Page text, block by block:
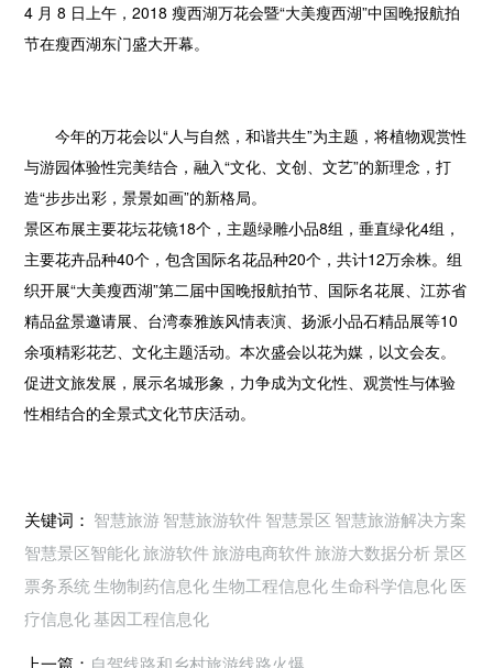
4 月 8 日上午，2018 瘦西湖万花会暨“大美瘦西湖”中国晚报航拍
节在瘦西湖东门盛大开幕。
今年的万花会以“人与自然，和谐共生”为主题，将植物观赏性
与游园体验性完美结合，融入“文化、文创、文艺”的新理念，打
造“步步出彩，景景如画”的新格局。
景区布展主要花坛花镜18个，主题绿雕小品8组，垂直绿化4组，
主要花卉品种40个，包含国际名花品种20个，共计12万余株。组
织开展“大美瘦西湖”第二届中国晚报航拍节、国际名花展、江苏省
精品盆景邀请展、台湾泰雅族风情表演、扬派小品石精品展等10
余项精彩花艺、文化主题活动。本次盛会以花为媒，以文会友。
促进文旅发展，展示名城形象，力争成为文化性、观赏性与体验
性相结合的全景式文化节庆活动。
关键词： 智慧旅游智慧旅游软件智慧景区 智慧旅游解决方案
智慧景区智能化旅游软件旅游电商软件旅游大数据分析景区
票务系统生物制药信息化生物工程信息化生命科学信息化医
疗信息化基因工程信息化